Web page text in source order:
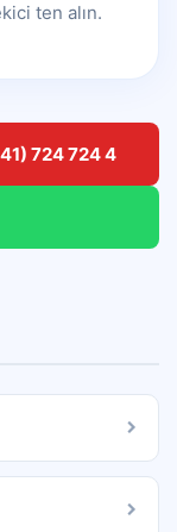
ten alın.
724 724 4